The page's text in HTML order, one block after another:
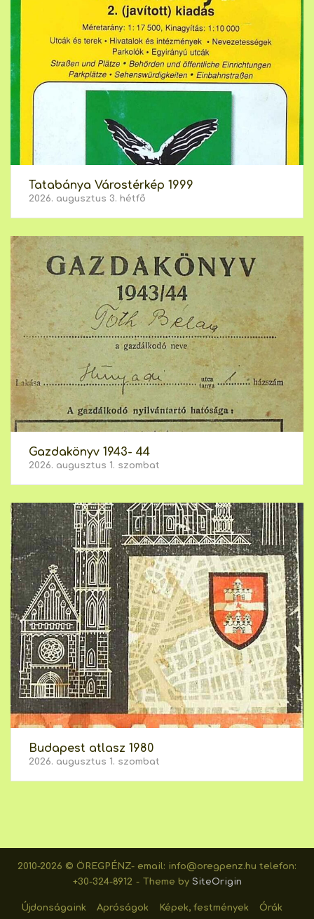
Tatabánya Várostérkép 1999
2026. augusztus 3. hétfő
Gazdakönyv 1943- 44
2026. augusztus 1. szombat
Budapest atlasz 1980
2026. augusztus 1. szombat
2010-2026 © ÖREGPÉNZ- email: info@oregpenz.hu telefon:
+30-324-8912
Theme by SiteOrigin
Újdonságaink Apróságok Képek, festmények
Órák